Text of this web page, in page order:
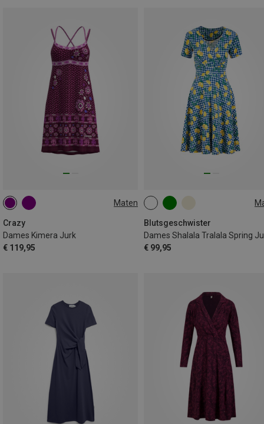
Maten
Crazy
Dames Kimera Jurk
€ 119,95
S L
Blutsgeschwister
Dames Shalala Tralala Spring
€ 99,95
S L